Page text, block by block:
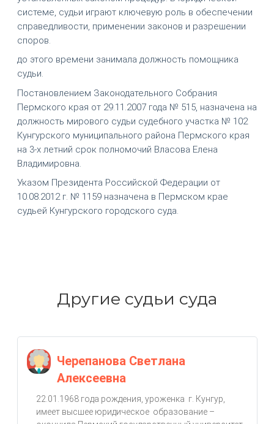
системе, судьи играют ключевую роль в обеспечении
справедливости, применении законов и разрешении
споров.
до этого времени занимала должность помощника
судьи.
Постановлением Законодательного Собрания
Пермского края от 29.11.2007 года № 515, назначена на
должность мирового судьи судебного участка № 102
Кунгурского муниципального района Пермского края
на 3-х летний срок полномочий Власова Елена
Владимировна.
Указом Президента Российской Федерации от
10.08.2012 г. № 1159 назначена в Пермском крае
судьей Кунгурского городского суда.
Другие судьи суда
Черепанова Светлана
Алексеевна
22.01.1968 года рождения, уроженка г. Кунгур,
имеет высшее юридическое образование –